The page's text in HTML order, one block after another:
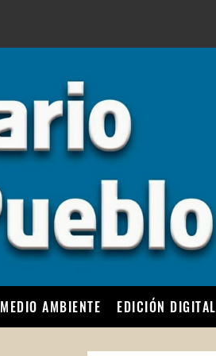
MEDIO AMBIENTE EDICIÓN DIGITAL